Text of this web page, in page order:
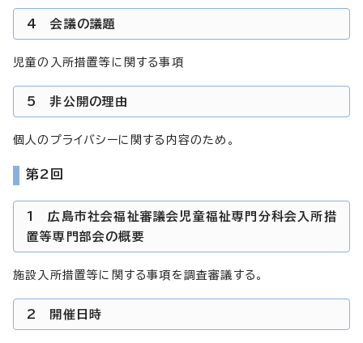
4 会議の議題
児童の入所措置等に関する事項
5 非公開の理由
個人のプライバシーに関する内容のため。
第2回
1 広島市社会福祉審議会児童福祉専門分科会入所措
置等専門部会の概要
施設入所措置等に関する事項を調査審議する。
2 開催日時